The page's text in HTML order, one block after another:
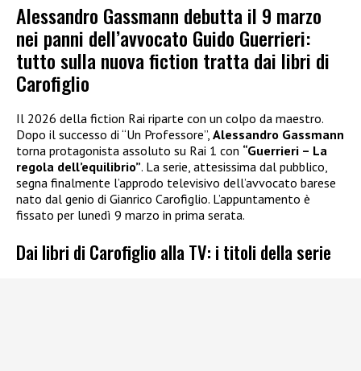
Alessandro Gassmann debutta il 9 marzo
nei panni dell’avvocato Guido Guerrieri:
tutto sulla nuova fiction tratta dai libri di
Carofiglio
Il 2026 della fiction Rai riparte con un colpo da maestro.
Dopo il successo di “Un Professore”, Alessandro Gassmann
torna protagonista assoluto su Rai 1 con “Guerrieri – La
regola dell’equilibrio”. La serie, attesissima dal pubblico,
segna finalmente l’approdo televisivo dell’avvocato barese
nato dal genio di Gianrico Carofiglio. L’appuntamento è
fissato per lunedì 9 marzo in prima serata.
Dai libri di Carofiglio alla TV: i titoli della serie